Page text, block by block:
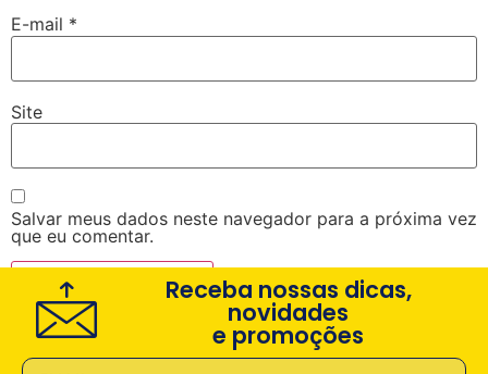
E-mail *
Site
Salvar meus dados neste navegador para a próxima vez
que eu comentar.
Receba nossas dicas,
novidades
e promoções